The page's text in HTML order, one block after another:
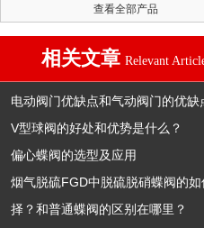
查看全部产品
相关文章 Relevant
电动阀门优缺点和气动阀门的优缺
V型球阀的好处和优势是什么？
偏心蝶阀的选型及应用
烟气脱硫FGD中脱硫脱硝蝶阀的如
择？和普通蝶阀的区别在哪里？